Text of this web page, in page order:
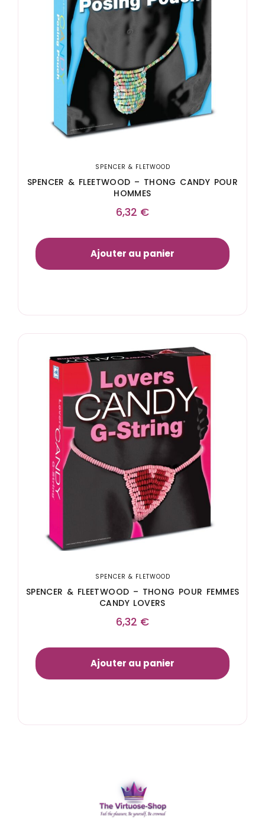
SPENCER & FLETWOOD
SPENCER & FLEETWOOD – THONG CANDY POUR
HOMMES
6,32 €
Ajouter au panier
SPENCER & FLETWOOD
SPENCER & FLEETWOOD – THONG POUR FEMMES
CANDY LOVERS
6,32 €
Ajouter au panier